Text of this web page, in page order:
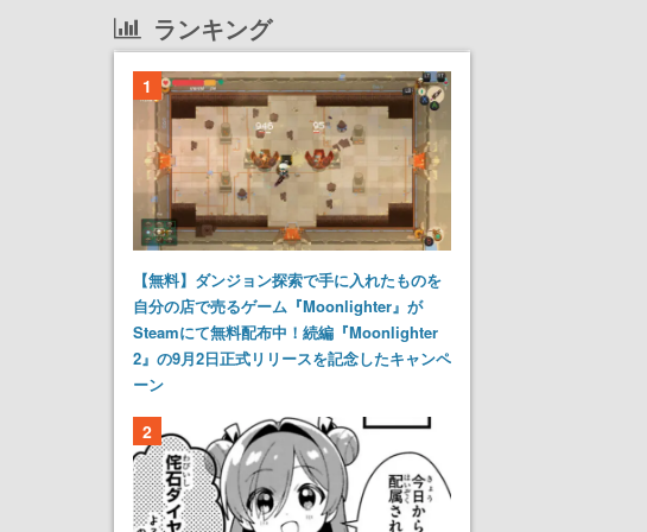
ランキング
1
【無料】ダンジョン探索で手に入れたものを
自分の店で売るゲーム『Moonlighter』が
Steamにて無料配布中！続編『Moonlighter
2』の9月2日正式リリースを記念したキャンペ
ーン
2